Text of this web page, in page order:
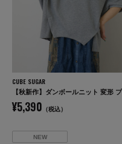
CUBE SUGAR
¥5,390 （税込）
NEW